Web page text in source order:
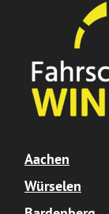
Aachen
Würselen